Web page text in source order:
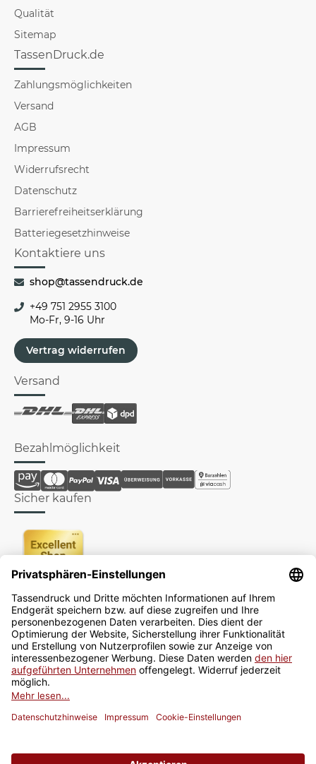
Qualität
Sitemap
TassenDruck.de
Zahlungsmöglichkeiten
Versand
AGB
Impressum
Widerrufsrecht
Datenschutz
Barrierefreiheitserklärung
Batteriegesetzhinweise
Kontaktiere uns
shop@tassendruck.de
+49 751 2955 3100
Mo-Fr, 9-16 Uhr
Vertrag widerrufen
Versand
Bezahlmöglichkeit
Sicher kaufen
Newsletter